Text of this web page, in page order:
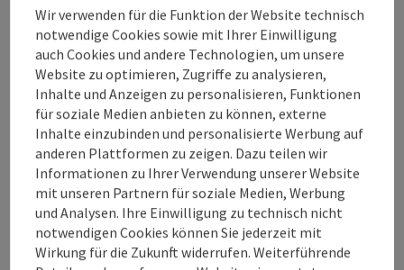
Wacker-Freibad
Einen großen Freizeitspaß im Sommer bietet das Wacker-
Freibad.
Burghausen
Öffnungszeiten
MO Montag geöffnet
DI Dienstag geöffnet
MIMittwoch geöffnet
DO Donnerstag geöffnet
FR Freitag geöffnet
Samstag geöffnet
SO Sonntag geöffnet
Feiertag geöffnet
Wir verwenden für die Funktion der Website technisch
notwendige Cookies sowie mit Ihrer Einwilligung
auch Cookies und andere Technologien, um unsere
Website zu optimieren, Zugriffe zu analysieren,
Inhalte und Anzeigen zu personalisieren, Funktionen
für soziale Medien anbieten zu können, externe
Inhalte einzubinden und personalisierte Werbung auf
anderen Plattformen zu zeigen. Dazu teilen wir
Informationen zu Ihrer Verwendung unserer Website
mit unseren Partnern für soziale Medien, Werbung
und Analysen. Ihre Einwilligung zu technisch nicht
notwendigen Cookies können Sie jederzeit mit
Wirkung für die Zukunft widerrufen. Weiterführende